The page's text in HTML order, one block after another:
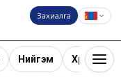
Захиалга
Нийгэм Хөрөнгө